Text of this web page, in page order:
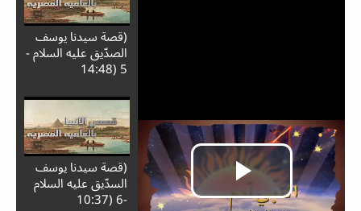
(قصة سيدنا يوسف
الصدّيق عليه السلام -
5 (14:48
(قصة سيدنا يوسف
السدّيق عليه السلام
-6 (10:37